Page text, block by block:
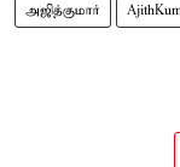
அஜித்குமார்